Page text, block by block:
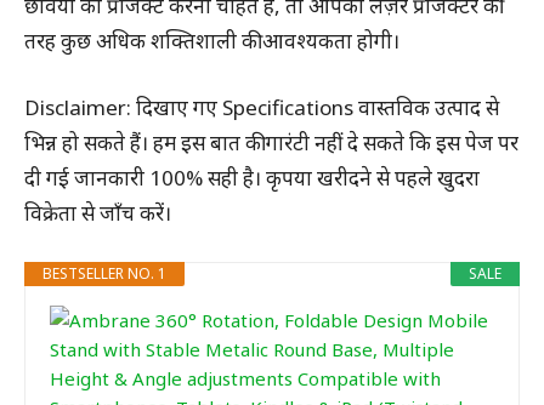
तरह कुछ अधिक शक्तिशाली की आवश्यकता होगी।
Disclaimer: दिखाए गए Specifications वास्तविक उत्पाद से
भिन्न हो सकते हैं। हम इस बात की गारंटी नहीं दे सकते कि इस पेज पर
दी गई जानकारी 100% सही है। कृपया खरीदने से पहले खुदरा
विक्रेता से जाँच करें।
SALE
BESTSELLER NO. 1